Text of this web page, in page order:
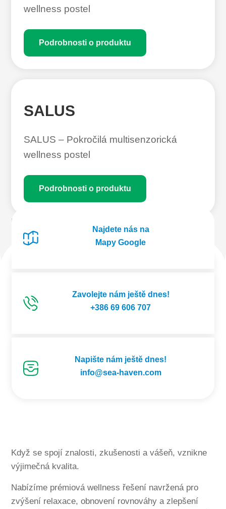
wellness postel
Podrobnosti o produktu
SALUS
SALUS – Pokročilá multisenzorická
wellness postel
Podrobnosti o produktu
Načíst další produkty
Najdete nás na
Mapy Google
Zavolejte nám ještě dnes!
+386 69 606 707
Napište nám ještě dnes!
info@sea-haven.com
Když se spojí znalosti, zkušenosti a vášeň, vznikne
výjimečná kvalita.
Nabízíme prémiová wellness řešení navržená pro
zvýšení relaxace, obnovení rovnováhy a zlepšení